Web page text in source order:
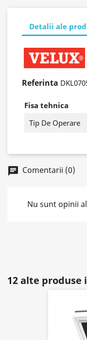
Detalii ale
Referinta
Fisa tehnica
Tip De Operare
chat Comentarii (0)
Nu sunt opinii
12 alte produse